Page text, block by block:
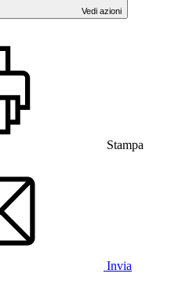
Vedi azioni
Stampa
Invia